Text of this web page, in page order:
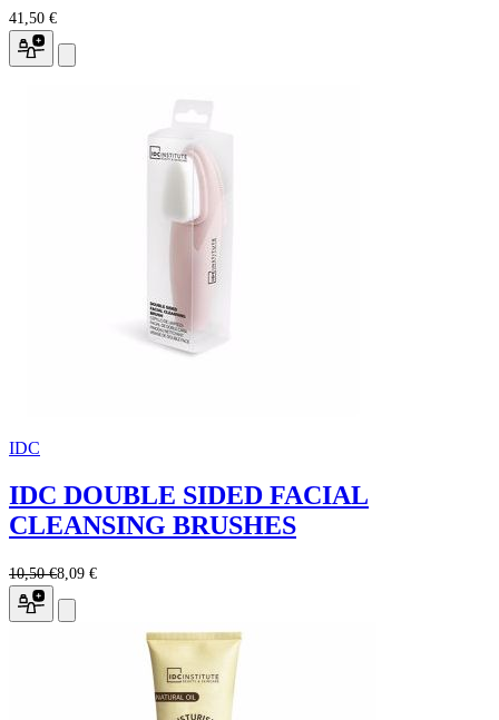
41,50 €
IDC
IDC DOUBLE SIDED FACIAL
CLEANSING BRUSHES
10,50 €8,09 €